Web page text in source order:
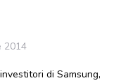
2014
di Samsung,